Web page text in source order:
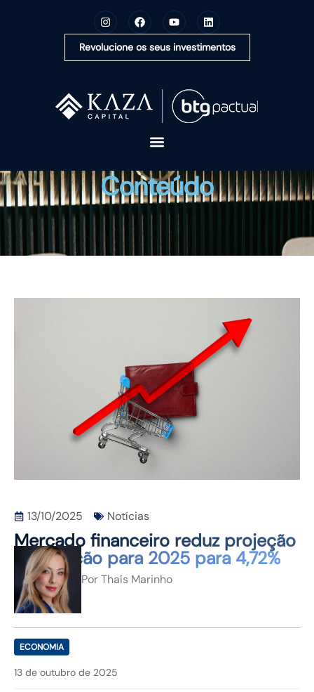
Revolucione os seus investimentos
A KAZA CAPITAL
SOLUÇÕES
MONTE SUA CARTEIRA
CONTEÚDOS
Conteúdo
13/10/2025 Notícias
Mercado financeiro reduz projeção
de inflação para 2025 para 4,72%
PorThaís Marinho
ECONOMIA
13 de outubro de 2025